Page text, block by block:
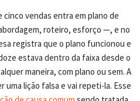
vendas entra em plano de
roteiro, esforço —, e no
registra que o plano funcionou e
estava dentro da faixa desde o
maneira, com plano ou sem. A
uma lição falsa e vai repeti-la. Esse